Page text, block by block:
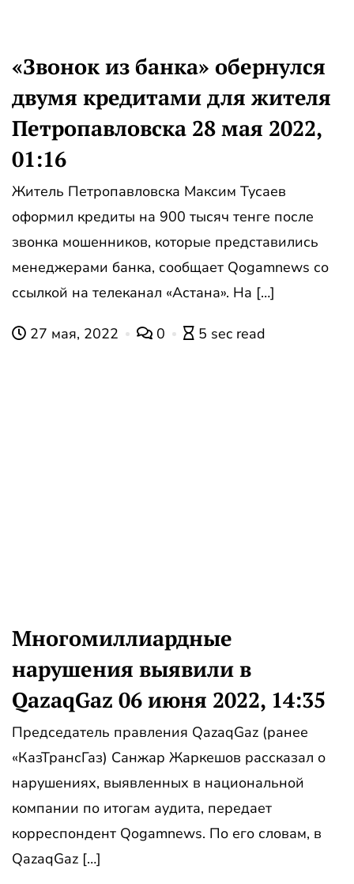
«Звонок из банка» обернулся
двумя кредитами для жителя
Петропавловска 28 мая 2022,
01:16
Житель Петропавловска Максим Тусаев
оформил кредиты на 900 тысяч тенге после
звонка мошенников, которые представились
менеджерами банка, сообщает Qogamnews со
ссылкой на телеканал «Астана». На […]
27 мая, 2022 0 5 sec read
Многомиллиардные
нарушения выявили в
QazaqGaz 06 июня 2022, 14:35
Председатель правления QazaqGaz (ранее
«КазТрансГаз) Санжар Жаркешов рассказал о
нарушениях, выявленных в национальной
компании по итогам аудита, передает
корреспондент Qogamnews. По его словам, в
QazaqGaz […]